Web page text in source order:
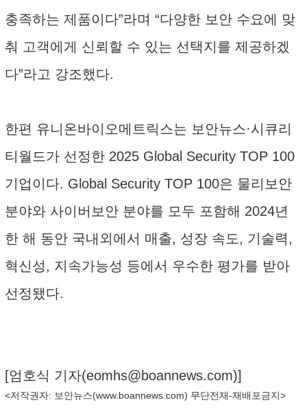
충족하는 제품이다”라며 “다양한 보안 수요에 맞
춰 고객에게 신뢰할 수 있는 선택지를 제공하겠
다”라고 강조했다.
한편 유니온바이오메트릭스는 보안뉴스·시큐리
티월드가 선정한 2025 Global Security TOP 100
기업이다. Global Security TOP 100은 물리보안
분야와 사이버보안 분야를 모두 포함해 2024년
한 해 동안 국내외에서 매출, 성장 속도, 기술력,
혁신성, 지속가능성 등에서 우수한 평가를 받아
선정됐다.
[엄호식 기자(eomhs@boannews.com)]
<저작권자: 보안뉴스(www.boannews.com) 무단전재-재배포금지>